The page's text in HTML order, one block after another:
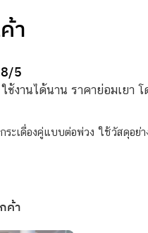
า
5
งานได้นาน ราคาย่อมเยา โ
กระเดื่องคู่แบบต่อพ่วง ใช้วัสดุอย่
ค้า